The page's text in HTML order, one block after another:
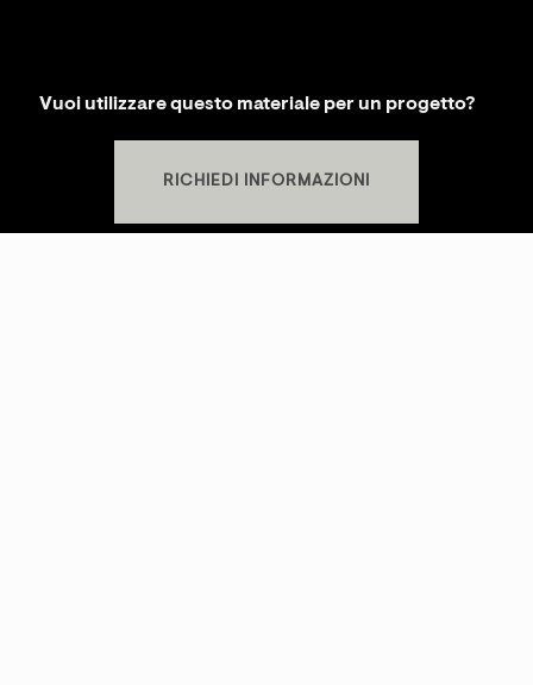
Vuoi utilizzare questo materiale per un progetto?
RICHIEDI INFORMAZIONI